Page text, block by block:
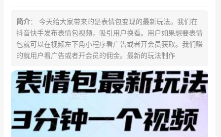
简介： 今天给大家带来的是表情包变现的最新玩法。我们在
抖音快手发布表情包视频，吸引用户换看。用户如果想要表情
包就可以在视频左下角小程序看广告或者开会员获取。我们赚
的就用户看广告或者开会员的佣金。最新的玩法制作